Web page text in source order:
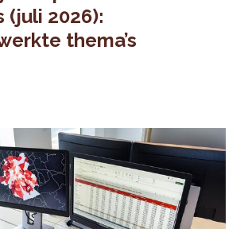
(juli 2026):
thema’s